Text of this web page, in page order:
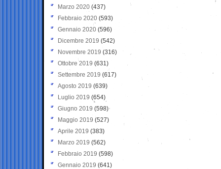
Marzo 2020 (437)
Febbraio 2020 (593)
Gennaio 2020 (596)
Dicembre 2019 (542)
Novembre 2019 (316)
Ottobre 2019 (631)
Settembre 2019 (617)
Agosto 2019 (639)
Luglio 2019 (654)
Giugno 2019 (598)
Maggio 2019 (527)
Aprile 2019 (383)
Marzo 2019 (562)
Febbraio 2019 (598)
Gennaio 2019 (641)